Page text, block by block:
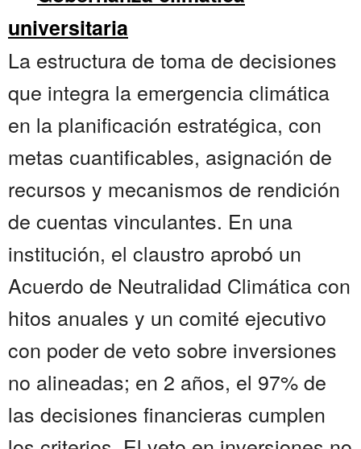
universitaria
La estructura de toma de decisiones
que integra la emergencia climática
en la planificación estratégica, con
metas cuantificables, asignación de
recursos y mecanismos de rendición
de cuentas vinculantes. En una
institución, el claustro aprobó un
Acuerdo de Neutralidad Climática con
hitos anuales y un comité ejecutivo
con poder de veto sobre inversiones
no alineadas; en 2 años, el 97% de
las decisiones financieras cumplen